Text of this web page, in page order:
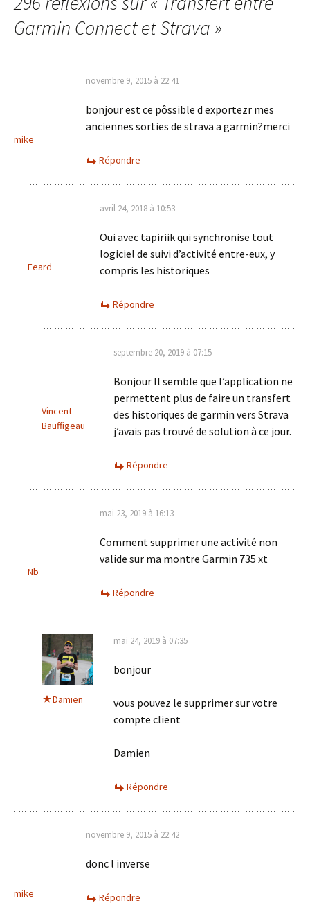
articles
Garmin Connect et Strava»
mike
novembre 9, 2015 à 22:41
bonjour est ce pôssible d exportezr mes
anciennes sorties de strava a garmin?merci
Répondre
Feard
avril 24, 2018 à 10:53
Oui avec tapiriik qui synchronise tout
logiciel de suivi d’activité entre-eux, y
compris les historiques
Répondre
Vincent
Bauffigeau
septembre 20, 2019 à 07:15
Bonjour Il semble que l’application ne
permettent plus de faire un transfert
des historiques de garmin vers Strava
j’avais pas trouvé de solution à ce jour.
Répondre
Nb
mai 23, 2019 à 16:13
Comment supprimer une activité non
valide sur ma montre Garmin 735 xt
Répondre
Damien
mai 24, 2019 à 07:35
bonjour
vous pouvez le supprimer sur votre
compte client
Damien
Répondre
mike
novembre 9, 2015 à 22:42
donc l inverse
Répondre